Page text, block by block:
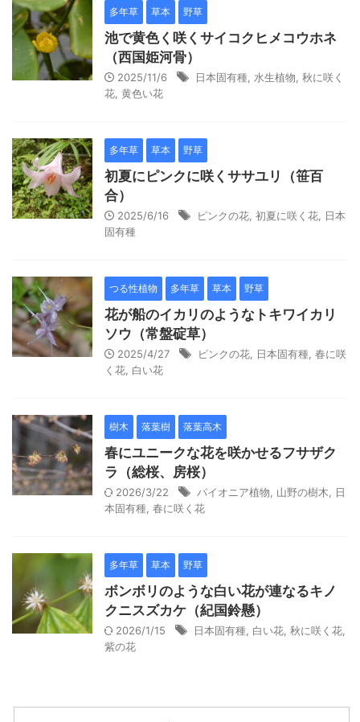
多年草 草本 野草
池で黄色く咲くサイコクヒメコウホネ
（西国姫河骨）
2025/11/6 日本固有種 水生植物 秋に咲く
花 黄色い花
多年草 草本 野草
初夏にピンクに咲くササユリ（笹百
合）
2025/6/16 ピンクの花 初夏に咲く花
日本
固有種
つる性植物 多年草 草本 野草
花が船のイカリのようなトキワイカリ
ソウ（常盤碇草）
2025/4/27 ピンクの花 日本固有種 春に咲
く花 白い花
樹木 落葉樹 落葉高木
春にユニークな花を咲かせるフサザク
ラ（総桜、房桜）
2026/3/22 パイオニア植物 山野の樹木
日
本固有種 春に咲く花
多年草 草本 野草
ボンボリのような白い花が連なるキノ
クニスズカケ（紀国鈴懸）
2026/1/15 日本固有種 白い花 秋に咲く花
紫の花